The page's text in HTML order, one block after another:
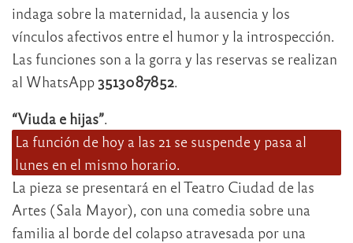
indaga sobre la maternidad, la ausencia y los
vínculos afectivos entre el humor y la introspección.
Las funciones son a la gorra y las reservas se realizan
al WhatsApp 3513087852.
“Viuda e hijas”.
La función de hoy a las 21 se suspende y pasa al
lunes en el mismo horario.
La pieza se presentará en el Teatro Ciudad de las
Artes (Sala Mayor), con una comedia sobre una
familia al borde del colapso atravesada por una